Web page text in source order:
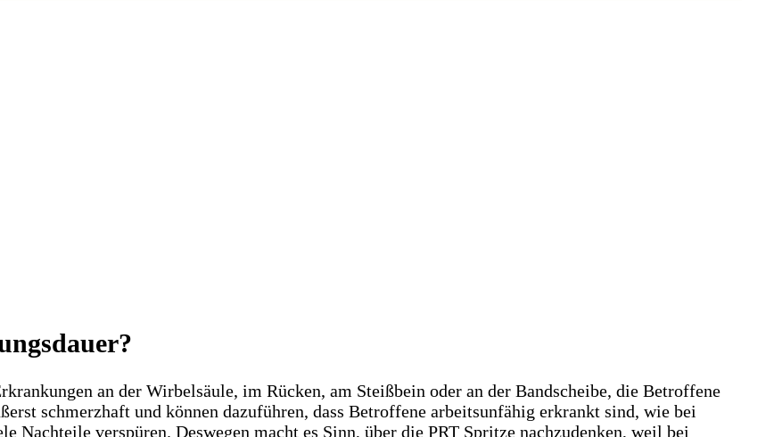
an der Wirbelsäule, im Rücken, am Steißbein oder an der Bandscheibe, die Betroffene
schmerzhaft und können dazuführen, dass Betroffene arbeitsunfähig erkrankt sind, wie bei
verspüren. Deswegen macht es Sinn, über die PRT Spritze nachzudenken, weil bei